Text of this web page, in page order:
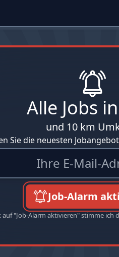
Alle Jobs
und 10 km
Sie die neuesten
Job-Alarm
auf "Job-Alarm aktivieren" stimme ich